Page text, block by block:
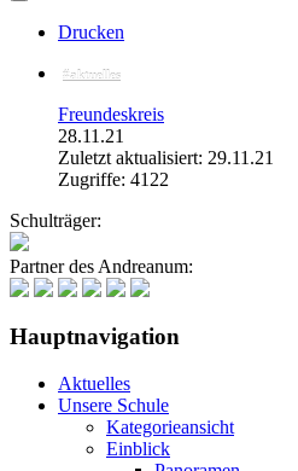
Drucken
#aktuelles
Freundeskreis
28.11.21
Zuletzt aktualisiert: 29.11.21
Zugriffe: 4122
Schulträger:
Partner des Andreanum:
Hauptnavigation
Aktuelles
Unsere Schule
Kategorieansicht
Einblick